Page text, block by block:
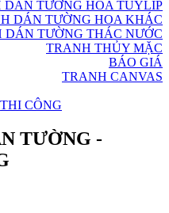
DÁN TƯỜNG HOA TUYLIP
DÁN TƯỜNG HOA KHÁC
DÁN TƯỜNG THÁC NƯỚC
TRANH THỦY MẶC
BÁO GIÁ
TRANH CANVAS
THI CÔNG
TƯỜNG -